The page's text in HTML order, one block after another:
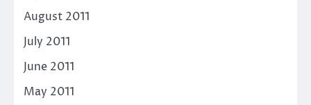
August 2011
July 2011
June 2011
May 2011